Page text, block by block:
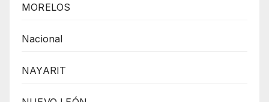
MORELOS
Nacional
NAYARIT